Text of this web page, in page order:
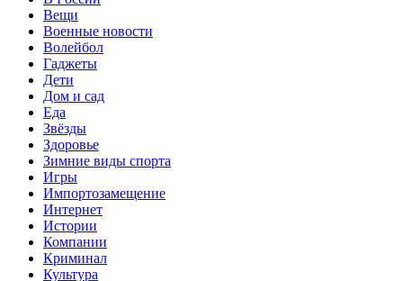
Вещи
Военные новости
Волейбол
Гаджеты
Дети
Дом и сад
Еда
Звёзды
Здоровье
Зимние виды спорта
Игры
Импортозамещение
Интернет
Истории
Компании
Криминал
Культура